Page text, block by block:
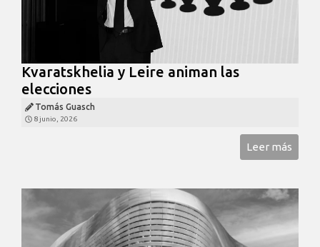
Kvaratskhelia y Leire animan las
elecciones
Tomás Guasch
8 junio, 2026
Leer más